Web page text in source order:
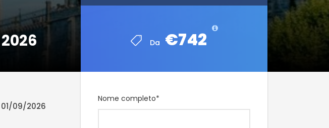
Da €742
Da €742
Nome completo*
09/2026